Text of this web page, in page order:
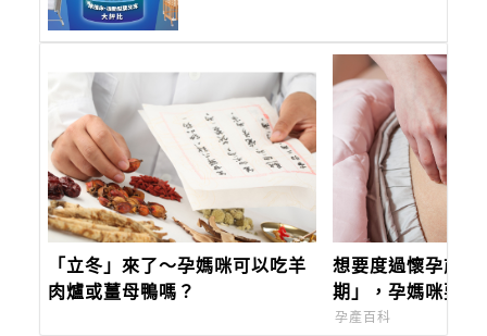
方
「立冬」來了～孕媽咪可以吃羊
肉爐或薑母鴨嗎？
想要度過懷孕前三
期」，孕媽咪要注
孕產百科